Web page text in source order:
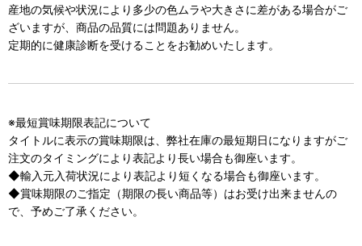
産地の気候や状況により多少の色ムラや大きさに差がある場合がご
ざいますが、商品の品質には問題ありません。
定期的に健康診断を受けることをお勧めいたします。
※最短賞味期限表記について
タイトルに表示の賞味期限は、弊社在庫の最短期日になりますがご
注文のタイミングにより表記より長い場合も御座います。
◆輸入元入荷状況により表記より短くなる場合も御座います。
◆賞味期限のご指定（期限の長い商品等）はお受け出来ませんの
で、予めご了承ください。